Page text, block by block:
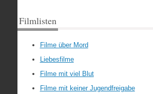
Filmlisten
Filme über Mord
Liebesfilme
Filme mit viel Blut
Filme mit keiner Jugendfreigabe